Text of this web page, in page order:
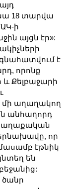
18 տարվա
ի
այցն էր»:
է
որոնք
և Քելբաջարի
մի աղաղակող
անհաղորդ
որ
էթնիկ
են
ծանր